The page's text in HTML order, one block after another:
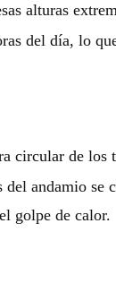
alturas
del día, lo
circular de los
andamio se
golpe de calor.